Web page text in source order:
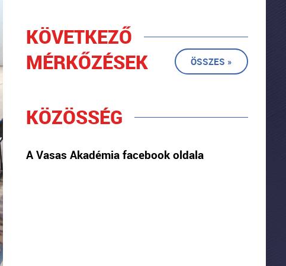
KÖVETKEZŐ
MÉRKŐZÉSEK
ÖSSZES »
KÖZÖSSÉG
A Vasas Akadémia facebook oldala